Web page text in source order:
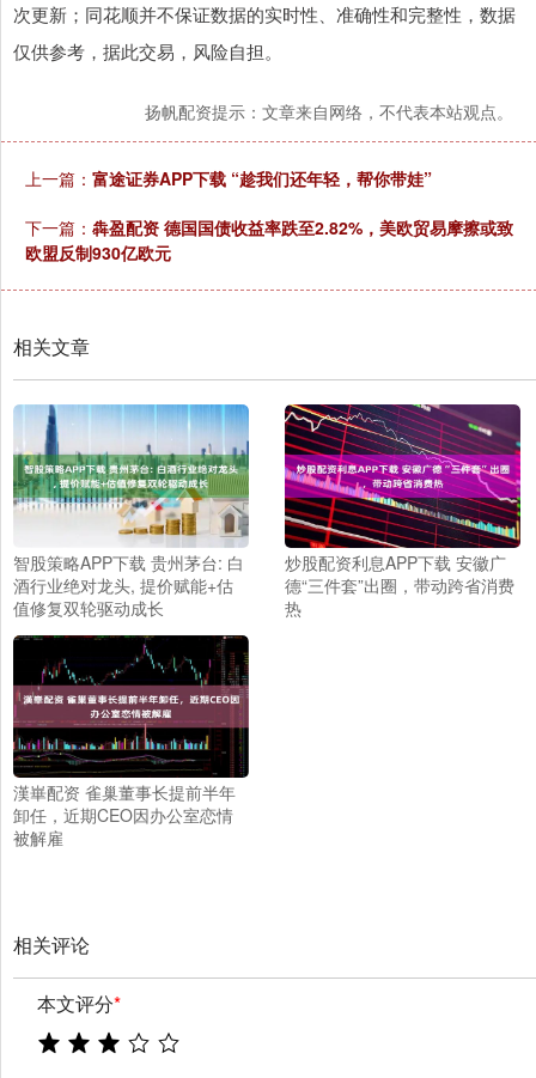
次更新；同花顺并不保证数据的实时性、准确性和完整性，数据
仅供参考，据此交易，风险自担。
扬帆配资提示：文章来自网络，不代表本站观点。
上一篇： 富途证券APP下载 “趁我们还年轻，帮你带娃”
下一篇： 犇盈配资 德国国债收益率跌至2.82%，美欧贸易摩擦或致
欧盟反制930亿欧元
相关文章
智股策略APP下载 贵州茅台: 白
酒行业绝对龙头, 提价赋能+估
值修复双轮驱动成长
炒股配资利息APP下载 安徽广
德“三件套”出圈，带动跨省消费
热
漢崋配资 雀巢董事长提前半年
卸任，近期CEO因办公室恋情
被解雇
相关评论
本文评分*